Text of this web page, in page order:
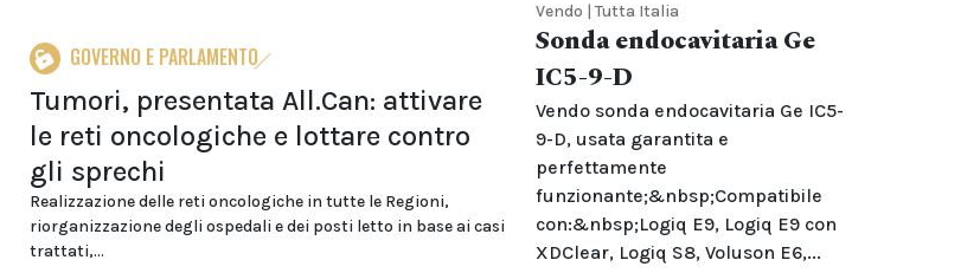
GOVERNO E PARLAMENTO
Tumori, presentata All.Can: attivare
le reti oncologiche e lottare contro
gli sprechi
Realizzazione delle reti oncologiche in tutte le Regioni,
riorganizzazione degli ospedali e dei posti letto in base ai casi
trattati,...
Vendo | Tutta Italia
Sonda endocavitaria Ge
IC5-9-D
Vendo sonda endocavitaria Ge IC5-
9-D, usata garantita e
perfettamente
funzionante;&nbsp;Compatibile
con:&nbsp;Logiq E9, Logiq E9 con
XDClear, Logiq S8, Voluson E6,...